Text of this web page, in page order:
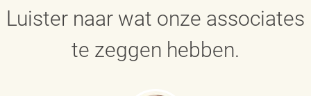
Luister naar wat onze associates
te zeggen hebben.